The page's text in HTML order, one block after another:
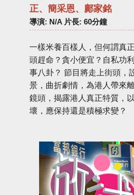
正、簡采恩、鄺家銘
導演: N/A 片長: 60分鐘
一樣米養百樣人，但何謂真
頭趕命？貪小便宜？自私功
事八卦？ 節目將走上街頭，
景，曲折劇情，為港人帶來
鏡頭，揭露港人真正特質，
壞，應保持還是積極求變？